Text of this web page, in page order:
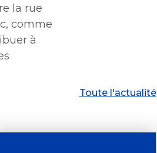
la rue
comme
à
Toute l'actualité